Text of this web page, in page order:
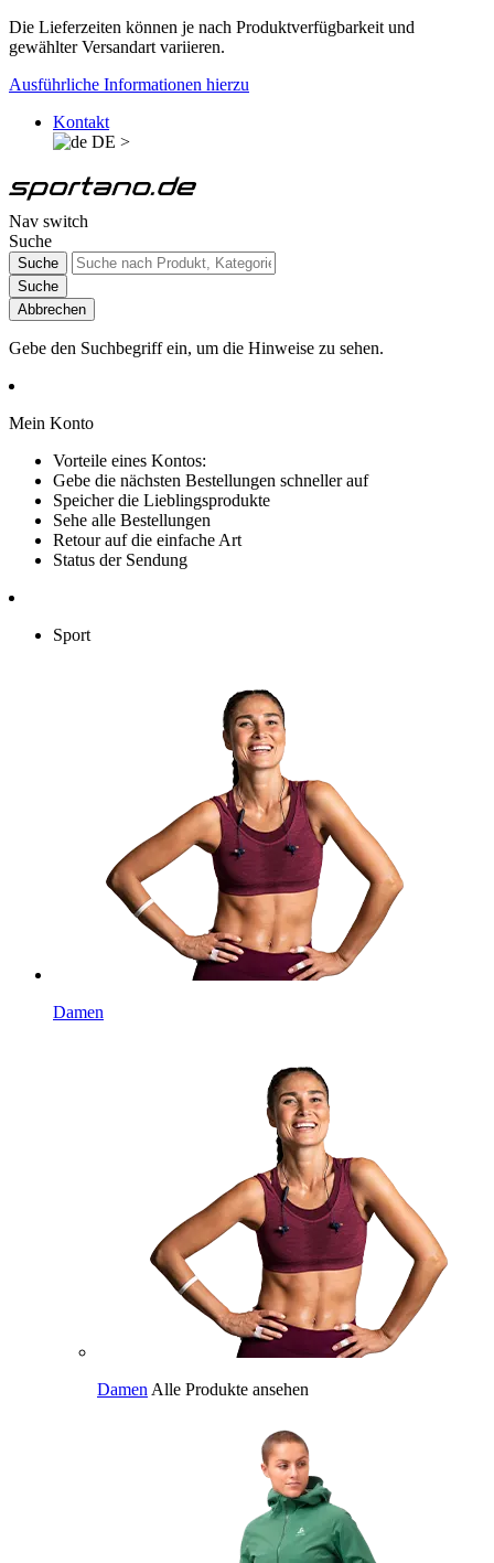
Die Lieferzeiten können je nach Produktverfügbarkeit und
gewählter Versandart variieren.
Ausführliche Informationen hierzu
Kontakt
DE >
Nav switch
Suche
Suche
Suche
Abbrechen
Gebe den Suchbegriff ein, um die Hinweise zu sehen.
Mein Konto
Vorteile eines Kontos:
Gebe die nächsten Bestellungen schneller auf
Speicher die Lieblingsprodukte
Sehe alle Bestellungen
Retour auf die einfache Art
Status der Sendung
Sport
Damen
Damen Alle Produkte ansehen